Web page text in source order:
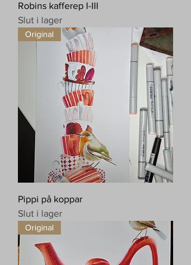
Robins kafferep I-III
Slut i lager
Original
Pippi på koppar
Slut i lager
Original